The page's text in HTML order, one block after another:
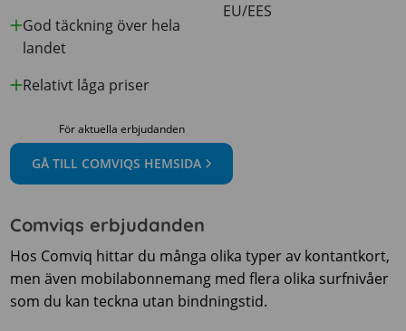
God täckning över hela
landet
Relativt låga priser
EU/EES
För aktuella erbjudanden
GÅ TILL COMVIQS HEMSIDA
Comviqs erbjudanden
Hos Comviq hittar du många olika typer av kontantkort,
men även mobilabonnemang med flera olika surfnivåer
som du kan teckna utan bindningstid.